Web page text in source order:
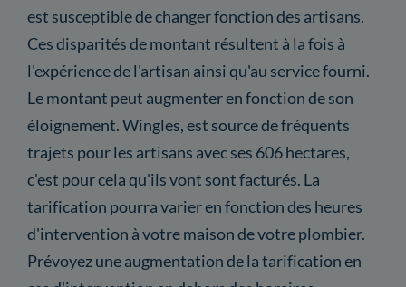
est susceptible de changer fonction des artisans.
Ces disparités de montant résultent à la fois à
l'expérience de l'artisan ainsi qu'au service fourni.
Le montant peut augmenter en fonction de son
éloignement. Wingles, est source de fréquents
trajets pour les artisans avec ses 606 hectares,
c'est pour cela qu'ils vont sont facturés. La
tarification pourra varier en fonction des heures
d'intervention à votre maison de votre plombier.
Prévoyez une augmentation de la tarification en